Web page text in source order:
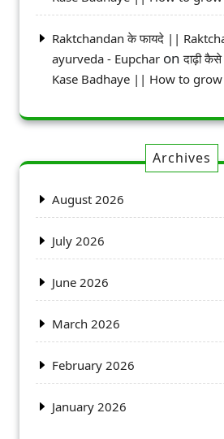
Raktchandan के फायदे ||
ayurveda - Eupchar onदाढ़ी
Kase Badhaye || How to
Archives
August 2026
July 2026
June 2026
March 2026
February 2026
January 2026